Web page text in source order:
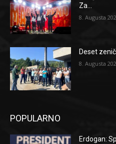
Za...
8. Augusta
Deset
8. Augusta
POPULARNO
Erdogan: